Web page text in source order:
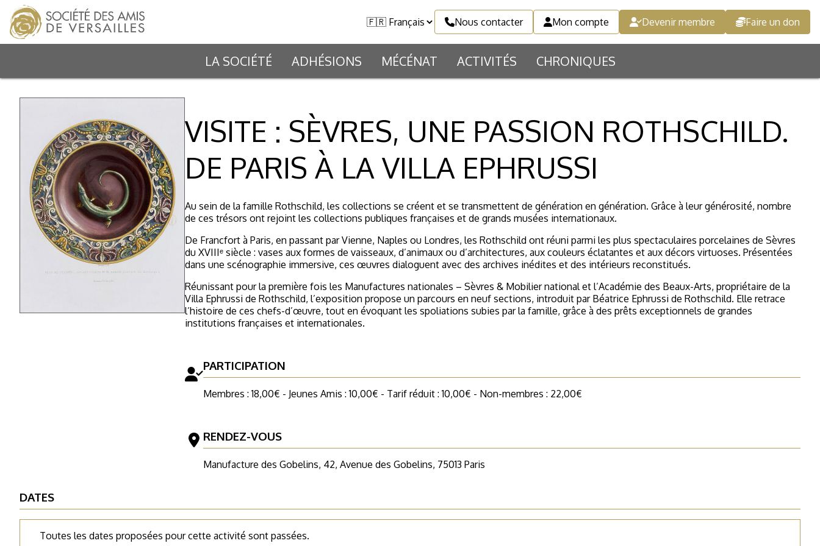
Nous contacter Mon compte Devenir membre Faire un don
LA SOCIÉTÉ ADHÉSIONS MÉCÉNAT ACTIVITÉS CHRONIQUES
VISITE : SÈVRES, UNE PASSION ROTHSCHILD.
DE PARIS À LA VILLA EPHRUSSI
Au sein de la famille Rothschild, les collections se créent et se transmettent de génération en génération. Grâce à leur générosité, nombre
de ces trésors ont rejoint les collections publiques françaises et de grands musées internationaux.
De Francfort à Paris, en passant par Vienne, Naples ou Londres, les Rothschild ont réuni parmi les plus spectaculaires porcelaines de Sèvres
du XVIIIᵉ siècle : vases aux formes de vaisseaux, d’animaux ou d’architectures, aux couleurs éclatantes et aux décors virtuoses. Présentées
dans une scénographie immersive, ces œuvres dialoguent avec des archives inédites et des intérieurs reconstitués.
Réunissant pour la première fois les Manufactures nationales – Sèvres & Mobilier national et l’Académie des Beaux-Arts, propriétaire de la
Villa Ephrussi de Rothschild, l’exposition propose un parcours en neuf sections, introduit par Béatrice Ephrussi de Rothschild. Elle retrace
l’histoire de ces chefs-d’œuvre, tout en évoquant les spoliations subies par la famille, grâce à des prêts exceptionnels de grandes
institutions françaises et internationales.
PARTICIPATION
Membres : 18,00€ - Jeunes Amis : 10,00€ - Tarif réduit : 10,00€ - Non-membres : 22,00€
RENDEZ-VOUS
Manufacture des Gobelins, 42, Avenue des Gobelins, 75013 Paris
DATES
Toutes les dates proposées pour cette activité sont passées.